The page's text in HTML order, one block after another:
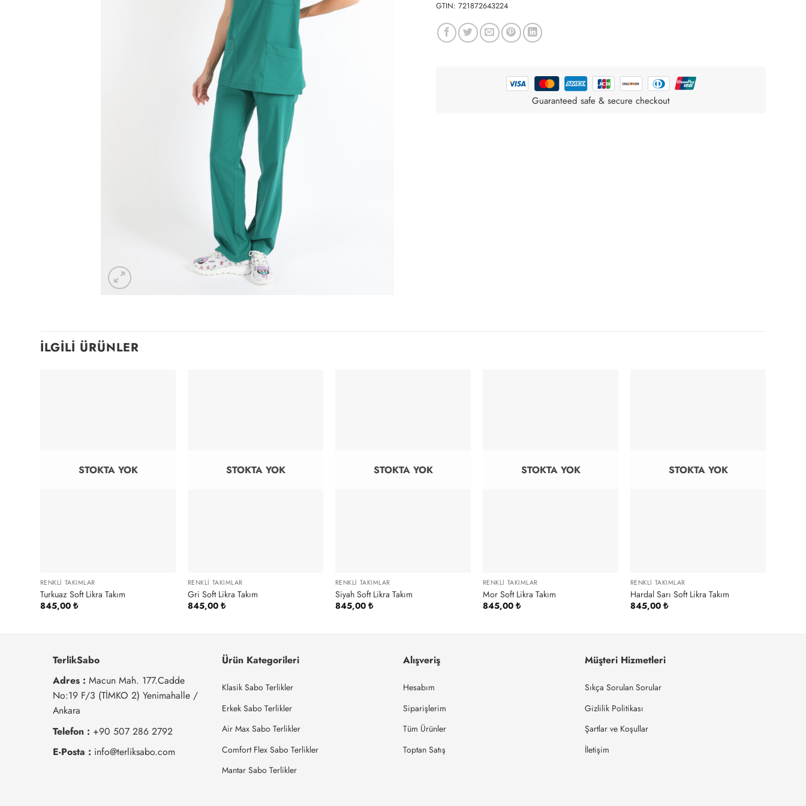
GTIN: 721872643224
Guaranteed safe & secure checkout
İLGILI ÜRÜNLER
STOKTA YOK
RENKLI TAKIMLAR
Turkuaz Soft Likra Takım
845,00 ₺
STOKTA YOK
RENKLI TAKIMLAR
Gri Soft Likra Takım
845,00 ₺
STOKTA YOK
RENKLI TAKIMLAR
Siyah Soft Likra Takım
845,00 ₺
STOKTA YOK
RENKLI TAKIMLAR
Mor Soft Likra Takım
845,00 ₺
STOKTA YOK
RENKLI TAKIMLAR
Hardal Sarı Soft Likra Takım
845,00 ₺
TerlikSabo
Adres : Macun Mah. 177.Cadde
No:19 F/3 (TİMKO 2) Yenimahalle /
Ankara
Telefon : +90 507 286 2792
E-Posta : info@terliksabo.com
Ürün Kategorileri
Klasik Sabo Terlikler
Erkek Sabo Terlikler
Air Max Sabo Terlikler
Comfort Flex Sabo Terlikler
Mantar Sabo Terlikler
Alışveriş
Hesabım
Siparişlerim
Tüm Ürünler
Toptan Satış
Müşteri Hizmetleri
Sıkça Sorulan Sorular
Gizlilik Politikası
Şartlar ve Koşullar
İletişim